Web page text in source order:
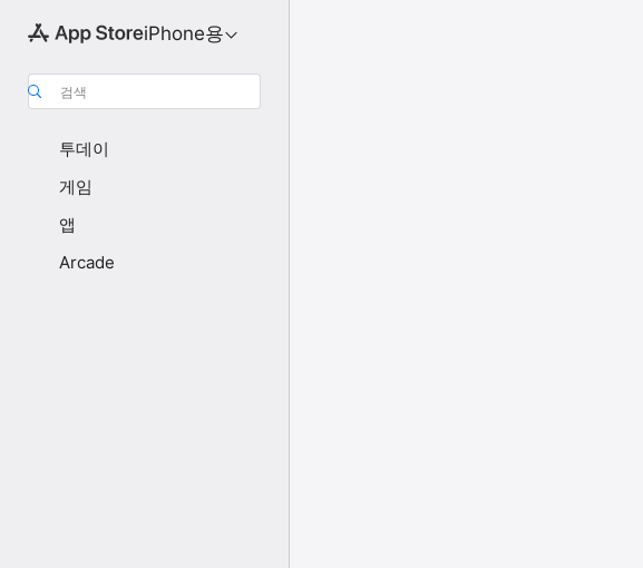
iPhone용
검색
투데이
게임
앱
Arcade